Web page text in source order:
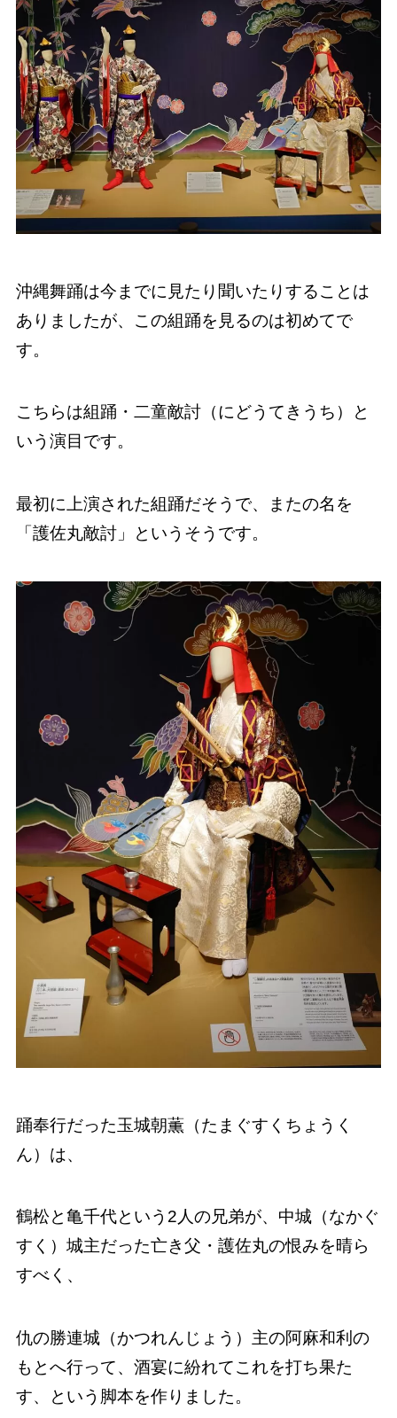
沖縄舞踊は今までに見たり聞いたりすることは
ありましたが、この組踊を見るのは初めてで
す。
こちらは組踊・二童敵討（にどうてきうち）と
いう演目です。
最初に上演された組踊だそうで、またの名を
「護佐丸敵討」というそうです。
踊奉行だった玉城朝薫（たまぐすくちょうく
ん）は、
鶴松と亀千代という2人の兄弟が、中城（なかぐ
すく）城主だった亡き父・護佐丸の恨みを晴ら
すべく、
仇の勝連城（かつれんじょう）主の阿麻和利の
もとへ行って、酒宴に紛れてこれを打ち果た
す、という脚本を作りました。